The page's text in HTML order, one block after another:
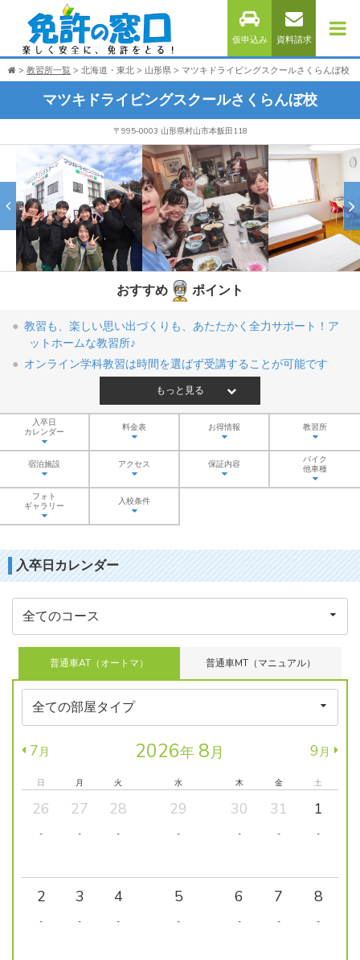
仮申込み 資料請求
教習所一覧 北海道・東北 山形県 マツキドライビングスクールさくらんぼ校
マツキドライビングスクールさくらんぼ校
〒995-0003 山形県村山市本飯田118
おすすめ ポイント
教習も、楽しい思い出づくりも、あたたかく全力サポート！ア
ットホームな教習所♪
オンライン学科教習は時間を選ばず受講することが可能です
もっと見る
入卒日
カレンダー
料金表 お得情報 教習所
宿泊施設 アクセス 保証内容
バイク
他車種
フォト
ギャラリー
入校条件
入卒日カレンダー
普通車AT（オートマ） 普通車MT（マニュアル）
7月 2026年 8月 9月
日 月 火 水 木 金 土
26
-
27
-
28
-
29
-
30
-
31
-
1
-
2
-
3
-
4
-
5
-
6
-
7
-
8
-